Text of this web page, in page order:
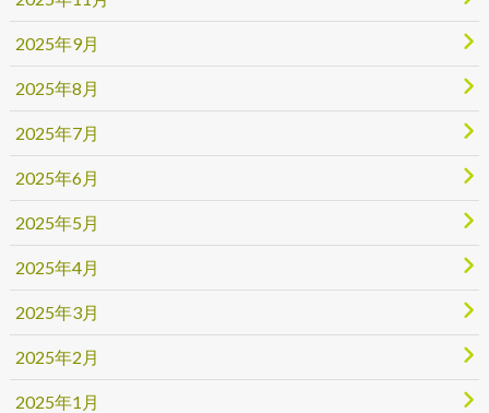
2025年9月
2025年8月
2025年7月
2025年6月
2025年5月
2025年4月
2025年3月
2025年2月
2025年1月